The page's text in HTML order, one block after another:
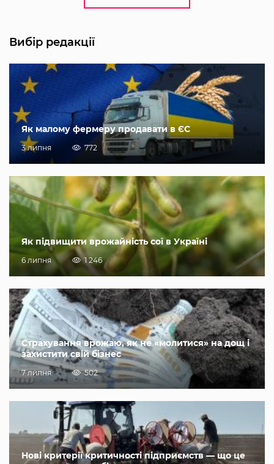
Вибір редакції
Як малому фермеру продавати в ЄС
3 липня 772
Як підвищити врожайність сої в Україні
6 липня 1 246
Страхування врожаю, як не «молитися» на дощ і
захистити свій бізнес
7 липня 502
Нові критерії критичності підприємств — що це